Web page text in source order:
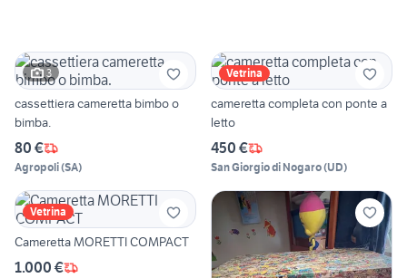
3
cassettiera cameretta bimbo o
bimba.
80 €
Agropoli(SA)
Vetrina
cameretta completa con ponte a
letto
450 €
San Giorgio di Nogaro(UD)
Vetrina
Cameretta MORETTI COMPACT
1.000 €